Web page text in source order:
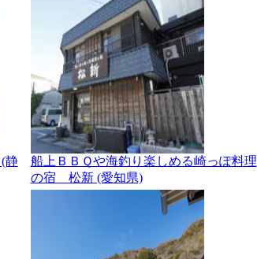
静
船上ＢＢＱや海釣り楽しめる崎っぽ料理
の宿 松新 (愛知県)